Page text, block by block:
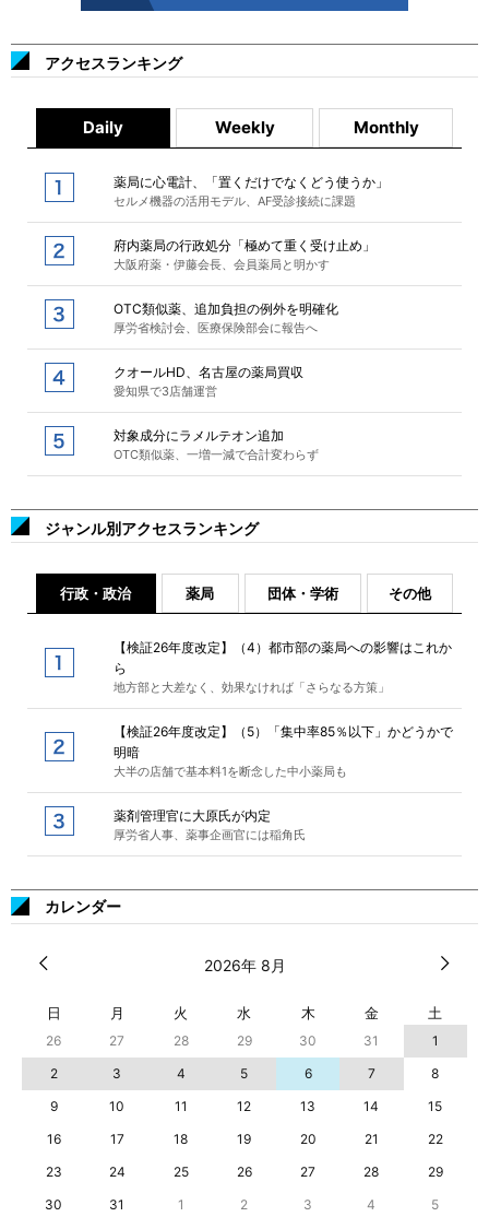
アクセスランキング
Daily Weekly Monthly
薬局に心電計、「置くだけでなくどう使うか」
セルメ機器の活用モデル、AF受診接続に課題
府内薬局の行政処分「極めて重く受け止め」
大阪府薬・伊藤会長、会員薬局と明かす
OTC類似薬、追加負担の例外を明確化
厚労省検討会、医療保険部会に報告へ
クオールHD、名古屋の薬局買収
愛知県で3店舗運営
対象成分にラメルテオン追加
OTC類似薬、一増一減で合計変わらず
ジャンル別アクセスランキング
行政・政治 薬局 団体・学術 その他
【検証26年度改定】（4）都市部の薬局への影響はこれか
ら
地方部と大差なく、効果なければ「さらなる方策」
【検証26年度改定】（5）「集中率85％以下」かどうかで
明暗
大半の店舗で基本料1を断念した中小薬局も
薬剤管理官に大原氏が内定
厚労省人事、薬事企画官には稲角氏
カレンダー
2026年 8月
日 月 火 水 木 金 土
26 27 28 29 30 31
1
2
3 4 5 6 7
8
9
10 11 12 13 14
15
16
17 18 19 20 21
22
23
24 25 26 27 28
29
30
31 1 2 3 4 5